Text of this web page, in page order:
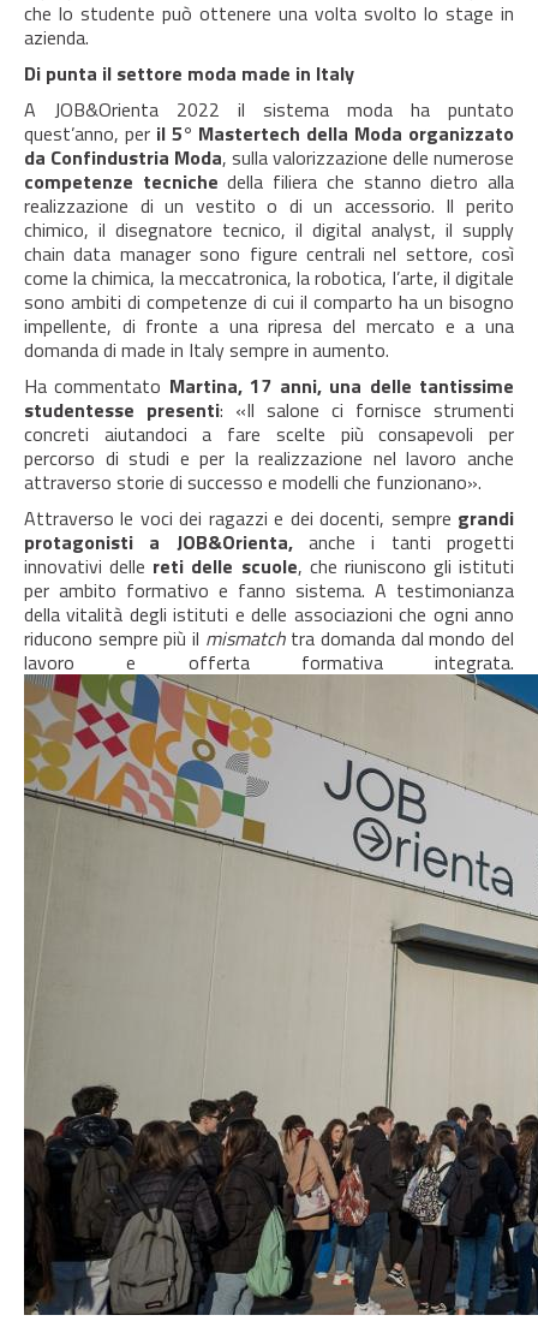
che lo studente può ottenere una volta svolto lo stage in
azienda.
Di punta il settore moda made in Italy
A JOB&Orienta 2022 il sistema moda ha puntato
quest’anno, per il 5° Mastertech della Moda organizzato
da Confindustria Moda, sulla valorizzazione delle numerose
competenze tecniche della filiera che stanno dietro alla
realizzazione di un vestito o di un accessorio. Il perito
chimico, il disegnatore tecnico, il digital analyst, il supply
chain data manager sono figure centrali nel settore, così
come la chimica, la meccatronica, la robotica, l’arte, il digitale
sono ambiti di competenze di cui il comparto ha un bisogno
impellente, di fronte a una ripresa del mercato e a una
domanda di made in Italy sempre in aumento.
Ha commentato Martina, 17 anni, una delle tantissime
studentesse presenti: «Il salone ci fornisce strumenti
concreti aiutandoci a fare scelte più consapevoli per
percorso di studi e per la realizzazione nel lavoro anche
attraverso storie di successo e modelli che funzionano».
Attraverso le voci dei ragazzi e dei docenti, sempre grandi
protagonisti a JOB&Orienta,anche i tanti progetti
innovativi delle reti delle scuole, che riuniscono gli istituti
per ambito formativo e fanno sistema. A testimonianza
della vitalità degli istituti e delle associazioni che ogni anno
riducono sempre più il mismatchtra domanda dal mondo del
lavoro e offerta formativa integrata.